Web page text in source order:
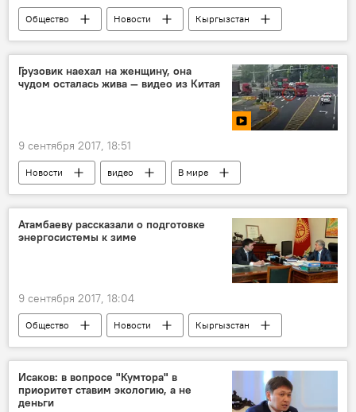
Общество Новости
Кыргызстан
Кыргызгидромет
погода прогноз
Грузовик наехал на женщину, она
чудом осталась жива — видео из Китая
9 сентября 2017, 18:51
Новости видео
В мире
Происшествия
Мультимедиа
Азия
Китай
грузовик
Атамбаеву рассказали о подготовке
энергосистемы к зиме
9 сентября 2017, 18:04
Общество Новости
Кыргызстан
Айбек Калиев
Алмазбек Атамбаев
отопительный сезон
Исаков: в вопросе "Кумтора" в
приоритет ставим экологию, а не
деньги